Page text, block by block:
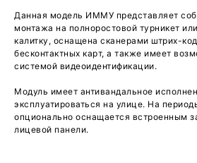
Данная модель ИММУ представляет
монтажа на полноростовой турникет
калитку, оснащена сканерами штрих-
бесконтактных карт, а также имеет
системой видеоидентификации.
Модуль имеет антивандальное
эксплуатироваться на улице. На
опционально оснащается встроенным
лицевой панели.